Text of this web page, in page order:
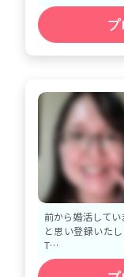
プ
前から婚活して
と思い登録いた
T…